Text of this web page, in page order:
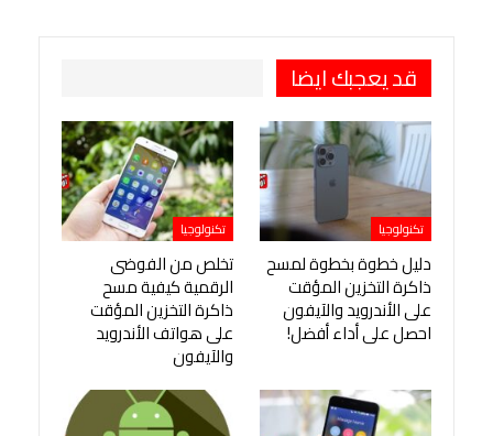
قد يعجبك ايضا
تكنولوجيا
دليل خطوة بخطوة لمسح
ذاكرة التخزين المؤقت
على الأندرويد والآيفون
احصل على أداء أفضل!
تكنولوجيا
تخلص من الفوضى
الرقمية كيفية مسح
ذاكرة التخزين المؤقت
على هواتف الأندرويد
والآيفون